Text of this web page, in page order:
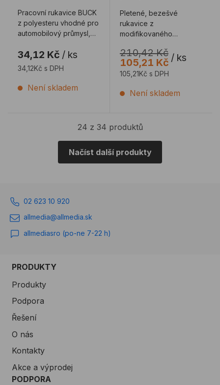
Pracovní rukavice BUCK
z polyesteru vhodné pro
automobilový průmysl,
logist ...
34,12 Kč / ks
34,12Kč s DPH
Není skladem
Pletené, bezešvé
rukavice z
modifikovaného
Spandexu a nylonu, s
nánosem HCT nitri ...
210,42 Kč
105,21 Kč / ks
105,21Kč s DPH
Není skladem
24 z 34 produktů
Načíst další produkty
02 623 10 920
allmedia@allmedia.sk
allmediasro (po-ne 7-22 h)
PRODUKTY
Produkty
Podpora
Řešení
O nás
Kontakty
Akce a výprodej
PODPORA